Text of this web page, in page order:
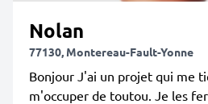
Nolan
77130, Montereau-Fault-Yonne
Bonjour J'ai un projet qui me
m'occuper de toutou. Je les